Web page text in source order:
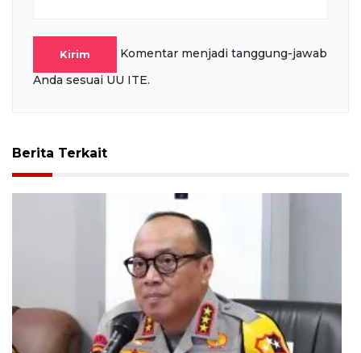
Kirim
Komentar menjadi tanggung-jawab
Anda sesuai UU ITE.
Berita Terkait